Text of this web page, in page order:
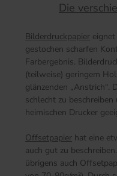
Die
Bilderdruckpapier
gestochen scharfen
Farbergebnis.
(teilweise) geringem
glänzenden „Anstrich“.
schlecht zu
heimischen Drucker
Offsetpapier hat eine
auch gut zu
übrigens auch